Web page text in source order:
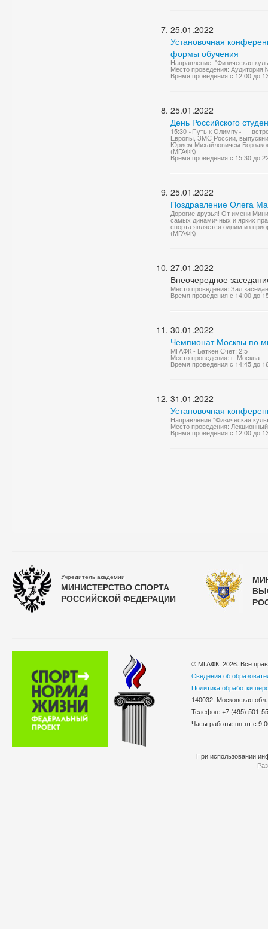
25.01.2022
Установочная
формы обучения
Направление: "Физическая
Место проведения:
Время проведения с 12:00 до
25.01.2022
День Российского
15:30 «Путь к Олимпу» —
Европы, ЗМС России,
Юрием Михайловичем
(МГАФК)
Время проведения с 15:30 до
25.01.2022
Поздравление Олега
Дорогие друзья! От имени
самых динамичных и ярких
спорта является одним из
(МГАФК)
27.01.2022
Внеочередное
Место проведения: Зал
Время проведения с 14:00 до
30.01.2022
Чемпионат Москвы по
МГАФК - Баткен Счет: 2:5
Место проведения: г. Москва
Время проведения с 14:45 до
31.01.2022
Установочная
Направление "Физическая
Место проведения:
Время проведения с 12:00 до
Учредитель академии
МИНИСТЕРСТВО СПОРТА
РОССИЙСКОЙ ФЕДЕРАЦИИ
© МГАФК, 2026. Все
Сведения об
Политика обработки
140032, Московская
Телефон: +7 (495)
Часы работы: пн-пт с
При использовании